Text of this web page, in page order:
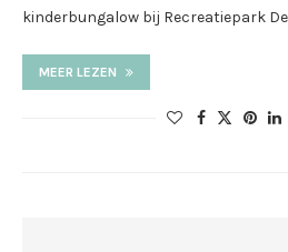
kinderbungalow bij Recreatiepark
MEER LEZEN